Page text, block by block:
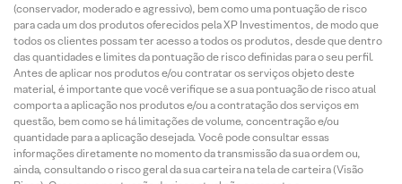
(conservador, moderado e agressivo), bem como uma pontuação de risco
para cada um dos produtos oferecidos pela XP Investimentos, de modo que
todos os clientes possam ter acesso a todos os produtos, desde que dentro
das quantidades e limites da pontuação de risco definidas para o seu perfil.
Antes de aplicar nos produtos e/ou contratar os serviços objeto deste
material, é importante que você verifique se a sua pontuação de risco atual
comporta a aplicação nos produtos e/ou a contratação dos serviços em
questão, bem como se há limitações de volume, concentração e/ou
quantidade para a aplicação desejada. Você pode consultar essas
informações diretamente no momento da transmissão da sua ordem ou,
ainda, consultando o risco geral da sua carteira na tela de carteira (Visão